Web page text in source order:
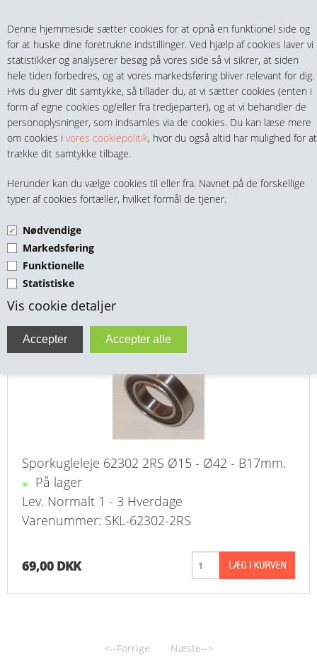
Denne hjemmeside sætter cookies for at opnå en funktionel side og
for at huske dine foretrukne indstillinger. Ved hjælp af cookies laver vi
statistikker og analyserer besøg på vores side så vi sikrer, at siden
hele tiden forbedres, og at vores markedsføring bliver relevant for dig.
Hvis du giver dit samtykke, så tillader du, at vi sætter cookies (enten i
form af egne cookies og/eller fra tredjeparter), og at vi behandler de
personoplysninger, som indsamles via de cookies. Du kan læse mere
om cookies i vores cookiepolitik, hvor du også altid har mulighed for at
trække dit samtykke tilbage.
Herunder kan du vælge cookies til eller fra. Navnet på de forskellige
typer af cookies fortæller, hvilket formål de tjener.
Nødvendige
Markedsføring
Funktionelle
Statistiske
Vis cookie detaljer
Teltech.dk 0 vare(r) i kurven
0,00 DKK
MENU
HANER & VENTILER
SLANGER, KOBLINGER & TILBEHØR
RØR & TILBEHØR
TEKNIK & AUTOMATIK
VA FITTINGS & VENTILER
ENTREPENØRARBEJDE- & UDSTYR
BEFÆSTIGELSE
BESPÆNDING, GUMMIDELE M.M.
SPORKUGLELEJE 62300
SERIEN
Kugleleje Ø15 - Ø42 B17
Sporkugleleje 62302 2RS Ø15 - Ø42 - B17mm.
På lager
Lev. Normalt 1 - 3 Hverdage
Varenummer: SKL-62302-2RS
69,00 DKK
<--Forrige Næste-->